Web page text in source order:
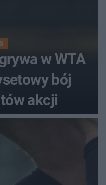
w WTA
bój
akcji